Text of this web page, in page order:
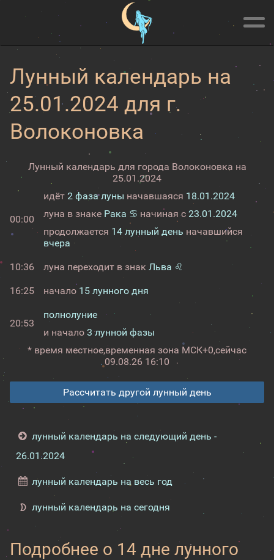
Лунный календарь на
25.01.2024 для г.
Волоконовка
Лунный календарь для города Волоконовка на
25.01.2024
00:00
идёт 2 фаза луны начавшаяся 18.01.2024
луна в знаке Рака ♋ начиная с 23.01.2024
продолжается 14 лунный день начавшийся
вчера
10:36 луна переходит в знак Льва ♌
16:25 начало 15 лунного дня
20:53
полнолуние
и начало 3 лунной фазы
* время местное,временная зона МСК+0,сейчас
09.08.26 16:10
Рассчитать другой лунный день
лунный календарь на следующий день -
26.01.2024
лунный календарь на весь год
лунный календарь на сегодня
Подробнее о 14 дне лунного